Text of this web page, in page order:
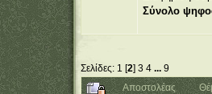
Σύνολο
Σελίδες: 1 [2] 3 4 ... 9
Αποστολέας